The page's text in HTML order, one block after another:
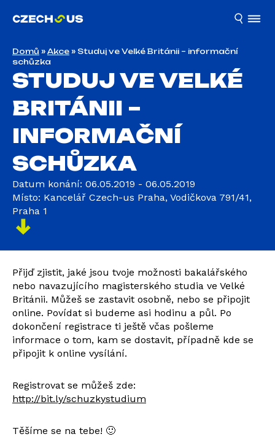
Domů » Akce » Studuj ve Velké Británii – informační
schůzka
STUDUJ VE VELKÉ
BRITÁNII –
INFORMAČNÍ
SCHŮZKA
Datum konání: 06.05.2019 - 06.05.2019
Místo: Kancelář Czech-us Praha, Vodičkova 791/41,
Praha 1
Přijď zjistit, jaké jsou tvoje možnosti bakalářského
nebo navazujícího magisterského studia ve Velké
Británii. Můžeš se zastavit osobně, nebo se připojit
online. Povídat si budeme asi hodinu a půl. Po
dokončení registrace ti ještě včas pošleme
informace o tom, kam se dostavit, případně kde se
připojit k online vysílání.
Registrovat se můžeš zde:
http://bit.ly/schuzkystudium
Těšíme se na tebe! 🙂